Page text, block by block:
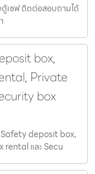
เซฟ ติดต่อสอบถามได้
box,
Private
box
Safety deposit box,
และ Secu